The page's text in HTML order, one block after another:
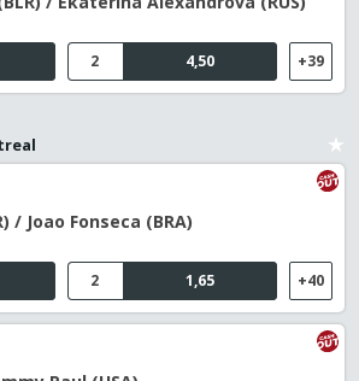
4,50
2 +39
/ Joao Fonseca (BRA)
1,65
2 +40